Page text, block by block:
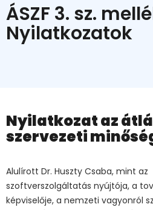
ÁSZF 3. sz.
Nyilatkozatok
Nyilatkozat az
szervezeti
Alulírott Dr. Huszty Csaba, mint az
szoftverszolgáltatás nyújtója, a
képviselője, a nemzeti vagyonról